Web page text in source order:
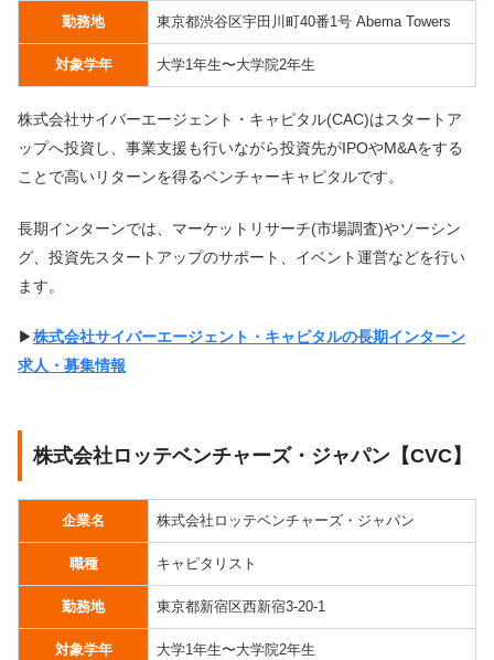
勤務地 東京都渋谷区宇田川町40番1号 Abema Towers
対象学年 大学1年生〜大学院2年生
株式会社サイバーエージェント・キャピタル(CAC)はスタートア
ップへ投資し、事業支援も行いながら投資先がIPOやM&Aをする
ことで高いリターンを得るベンチャーキャピタルです。
長期インターンでは、マーケットリサーチ(市場調査)やソーシン
グ、投資先スタートアップのサポート、イベント運営などを行い
ます。
▶︎株式会社サイバーエージェント・キャピタルの長期インターン
求人・募集情報
株式会社ロッテベンチャーズ・ジャパン【CVC】
企業名 株式会社ロッテベンチャーズ・ジャパン
職種 キャピタリスト
勤務地 東京都新宿区西新宿3-20-1
対象学年 大学1年生〜大学院2年生